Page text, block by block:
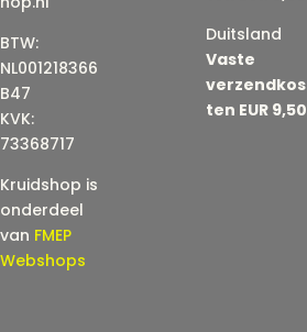
BTW:
NL001218366
B47
KVK:
73368717
Kruidshop is
onderdeel
van FMEP
Webshops
Duitsland
Vaste
verzendkos
ten EUR 9,50